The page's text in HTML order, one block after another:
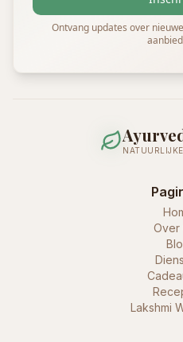
Ontvang updates over
Over
Lakshmi